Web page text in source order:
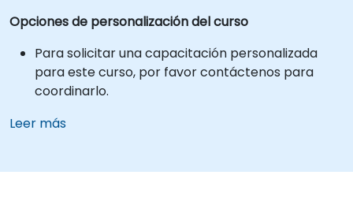
Opciones de personalización del curso
Para solicitar una capacitación personalizada
para este curso, por favor contáctenos para
coordinarlo.
Leer más